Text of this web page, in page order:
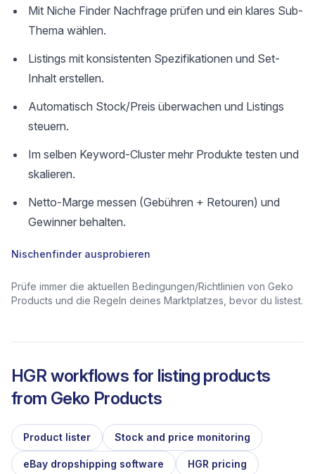
Mit Niche Finder Nachfrage prüfen und ein klares Sub-
Thema wählen.
Listings mit konsistenten Spezifikationen und Set-
Inhalt erstellen.
Automatisch Stock/Preis überwachen und Listings
steuern.
Im selben Keyword-Cluster mehr Produkte testen und
skalieren.
Netto-Marge messen (Gebühren + Retouren) und
Gewinner behalten.
Nischenfinder ausprobieren
Prüfe immer die aktuellen Bedingungen/Richtlinien von Geko
Products und die Regeln deines Marktplatzes, bevor du listest.
HGR workflows for listing products
from Geko Products
Product lister Stock and price monitoring
eBay dropshipping software HGR pricing